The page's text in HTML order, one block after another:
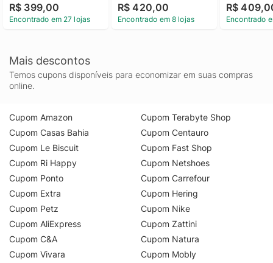
R$ 399,00
Encontrado em 27 lojas
R$ 420,00
Encontrado em 8 lojas
R$
Encontrado
Mais descontos
Temos cupons disponíveis para economizar em suas compras
online.
Cupom Amazon
Cupom Casas Bahia
Cupom Le Biscuit
Cupom Ri Happy
Cupom Ponto
Cupom Extra
Cupom Petz
Cupom AliExpress
Cupom C&A
Cupom Vivara
Cupom Terabyte Shop
Cupom Centauro
Cupom Fast Shop
Cupom Netshoes
Cupom Carrefour
Cupom Hering
Cupom Nike
Cupom Zattini
Cupom Natura
Cupom Mobly